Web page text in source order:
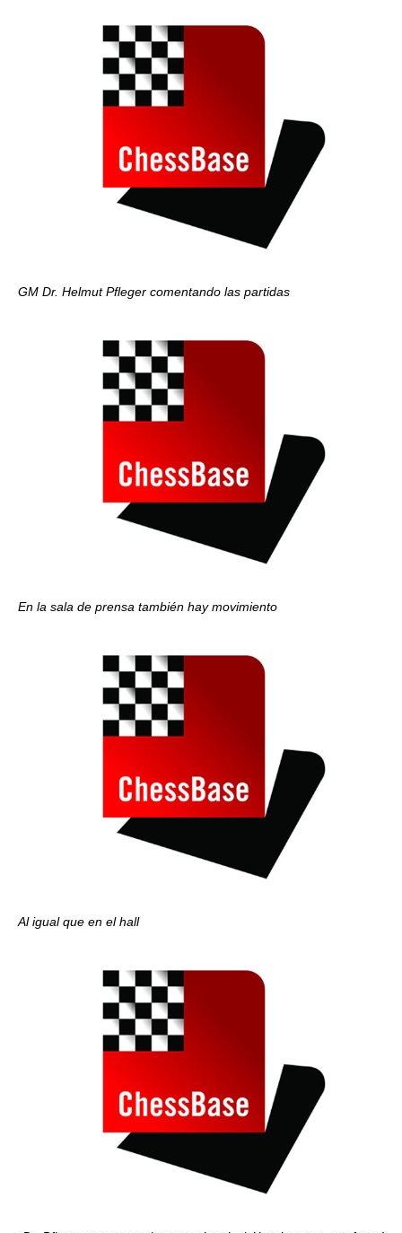
GM Dr. Helmut Pfleger comentando las partidas
En la sala de prensa también hay movimiento
Al igual que en el hall